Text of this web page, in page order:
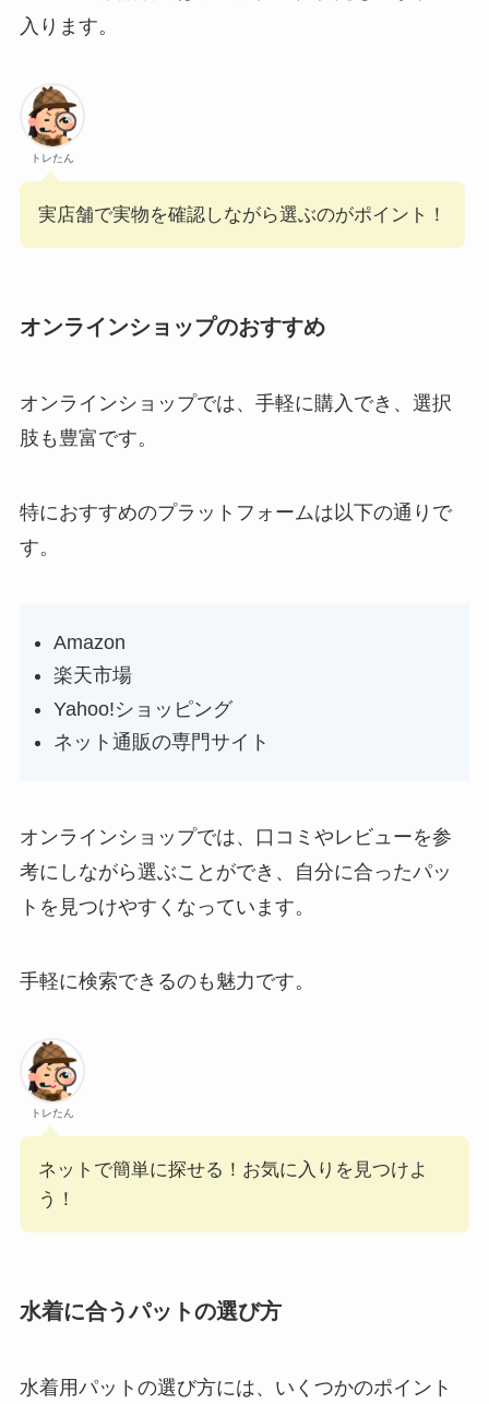
入ります。
トレたん
実店舗で実物を確認しながら選ぶのがポイント！
オンラインショップのおすすめ
オンラインショップでは、手軽に購入でき、選択
肢も豊富です。
特におすすめのプラットフォームは以下の通りで
す。
Amazon
楽天市場
Yahoo!ショッピング
ネット通販の専門サイト
オンラインショップでは、口コミやレビューを参
考にしながら選ぶことができ、自分に合ったパッ
トを見つけやすくなっています。
手軽に検索できるのも魅力です。
トレたん
ネットで簡単に探せる！お気に入りを見つけよ
う！
水着に合うパットの選び方
水着用パットの選び方には、いくつかのポイント